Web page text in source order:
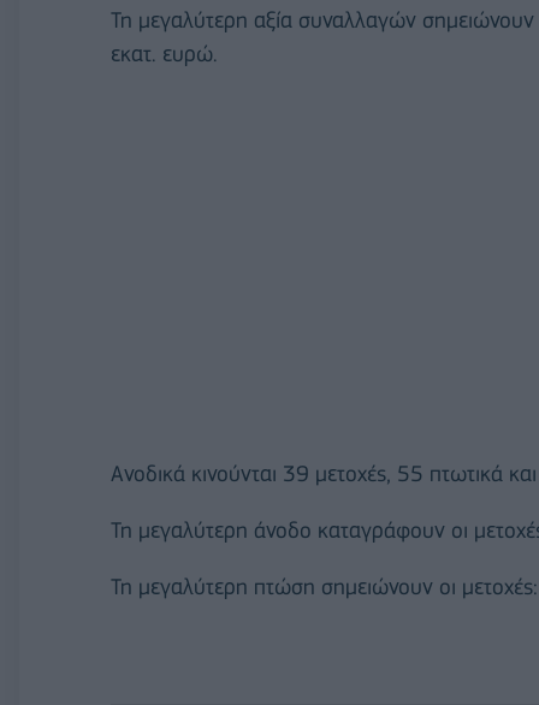
Τη μεγαλύτερη αξία συναλλαγών
εκατ. ευρώ.
Ανοδικά κινούνται 39 μετοχές, 55 πτωτικά
Τη μεγαλύτερη άνοδο καταγράφουν οι
Τη μεγαλύτερη πτώση σημειώνουν οι